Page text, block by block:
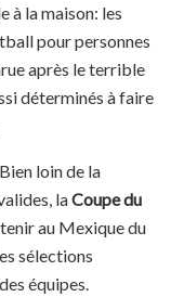
à la maison: les
pour personnes
après le terrible
déterminés à faire
loin de la
laCoupe du
au Mexique du
sélections
équipes.